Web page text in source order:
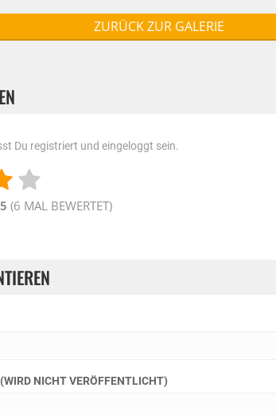
ZURÜCK ZUR GALERIE
Du registriert und eingeloggt sein.
(6 MAL BEWERTET)
NICHT VERÖFFENTLICHT)